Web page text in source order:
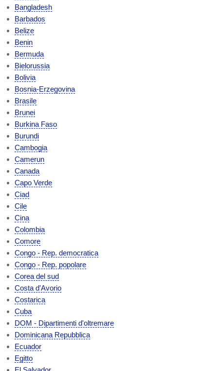
Bangladesh
Barbados
Belize
Benin
Bermuda
Bielorussia
Bolivia
Bosnia-Erzegovina
Brasile
Brunei
Burkina Faso
Burundi
Cambogia
Camerun
Canada
Capo Verde
Ciad
Cile
Cina
Colombia
Comore
Congo - Rep. democratica
Congo - Rep. popolare
Corea del sud
Costa d'Avorio
Costarica
Cuba
DOM - Dipartimenti d'oltremare
Dominicana Repubblica
Ecuador
Egitto